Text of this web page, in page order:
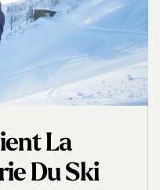
La
Du Ski